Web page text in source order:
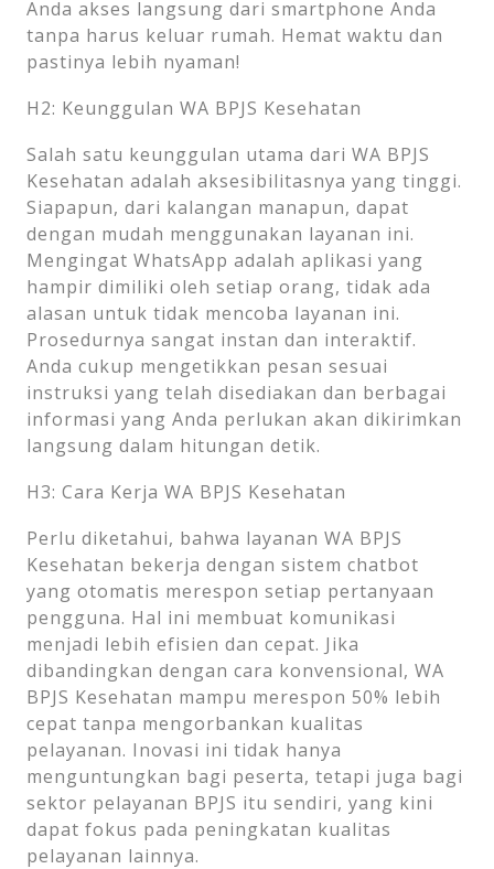
Anda akses langsung dari smartphone Anda
tanpa harus keluar rumah. Hemat waktu dan
pastinya lebih nyaman!
H2: Keunggulan WA BPJS Kesehatan
Salah satu keunggulan utama dari WA BPJS
Kesehatan adalah aksesibilitasnya yang tinggi.
Siapapun, dari kalangan manapun, dapat
dengan mudah menggunakan layanan ini.
Mengingat WhatsApp adalah aplikasi yang
hampir dimiliki oleh setiap orang, tidak ada
alasan untuk tidak mencoba layanan ini.
Prosedurnya sangat instan dan interaktif.
Anda cukup mengetikkan pesan sesuai
instruksi yang telah disediakan dan berbagai
informasi yang Anda perlukan akan dikirimkan
langsung dalam hitungan detik.
H3: Cara Kerja WA BPJS Kesehatan
Perlu diketahui, bahwa layanan WA BPJS
Kesehatan bekerja dengan sistem chatbot
yang otomatis merespon setiap pertanyaan
pengguna. Hal ini membuat komunikasi
menjadi lebih efisien dan cepat. Jika
dibandingkan dengan cara konvensional, WA
BPJS Kesehatan mampu merespon 50% lebih
cepat tanpa mengorbankan kualitas
pelayanan. Inovasi ini tidak hanya
menguntungkan bagi peserta, tetapi juga bagi
sektor pelayanan BPJS itu sendiri, yang kini
dapat fokus pada peningkatan kualitas
pelayanan lainnya.